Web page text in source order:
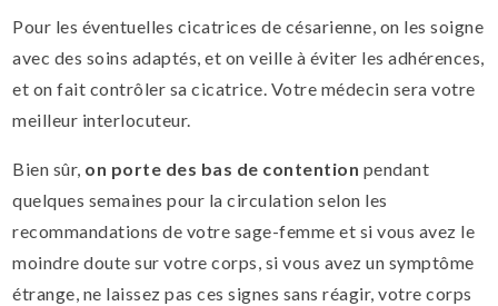
Pour les éventuelles cicatrices de césarienne, on les soigne
avec des soins adaptés, et on veille à éviter les adhérences,
et on fait contrôler sa cicatrice. Votre médecin sera votre
meilleur interlocuteur.
Bien sûr, on porte des bas de contention pendant
quelques semaines pour la circulation selon les
recommandations de votre sage-femme et si vous avez le
moindre doute sur votre corps, si vous avez un symptôme
étrange, ne laissez pas ces signes sans réagir, votre corps